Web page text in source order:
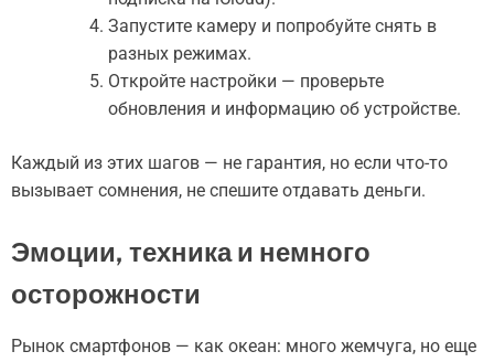
Запустите камеру и попробуйте снять в
разных режимах.
Откройте настройки — проверьте
обновления и информацию об устройстве.
Каждый из этих шагов — не гарантия, но если что-то
вызывает сомнения, не спешите отдавать деньги.
Эмоции, техника и немного
осторожности
Рынок смартфонов — как океан: много жемчуга, но еще